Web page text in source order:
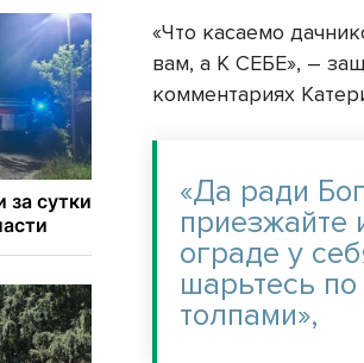
«Что касаемо
вам, а К СЕБЕ», –
комментариях
«Да ради
приезжайте
ограде у
шарьтесь
толпами»,